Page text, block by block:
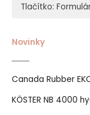
Tlačítko:
Novinky
Canada Rubber
KÖSTER NB 4000